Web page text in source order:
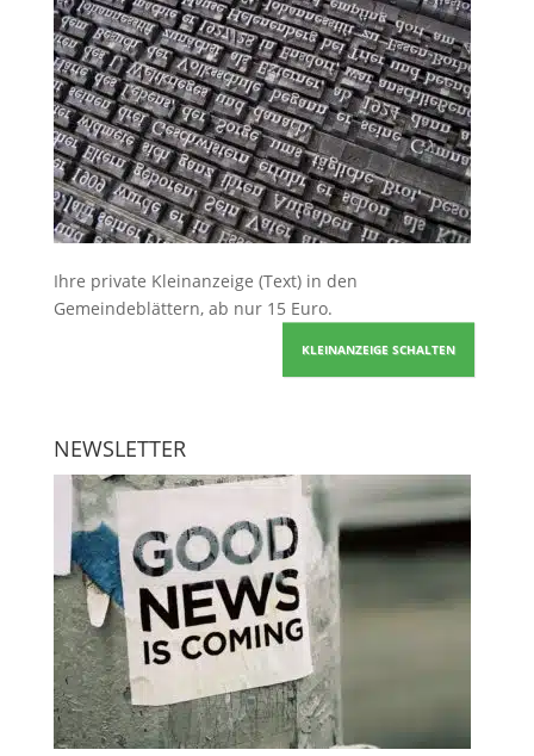
Ihre private Kleinanzeige (Text) in den
Gemeindeblättern, ab nur 15 Euro.
KLEINANZEIGE SCHALTEN
NEWSLETTER